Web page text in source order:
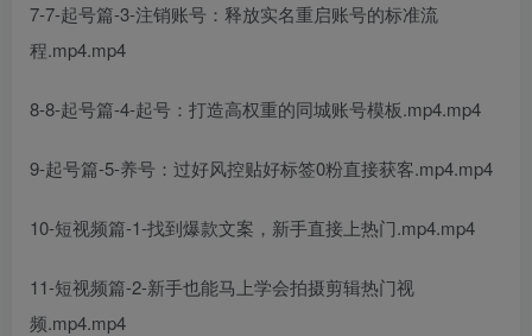
7-7-起号篇-3-注销账号：释放实名重启账号的标准流
程.mp4.mp4
8-8-起号篇-4-起号：打造高权重的同城账号模板.mp4.mp4
9-起号篇-5-养号：过好风控贴好标签0粉直接获客.mp4.mp4
10-短视频篇-1-找到爆款文案，新手直接上热门.mp4.mp4
11-短视频篇-2-新手也能马上学会拍摄剪辑热门视
频.mp4.mp4